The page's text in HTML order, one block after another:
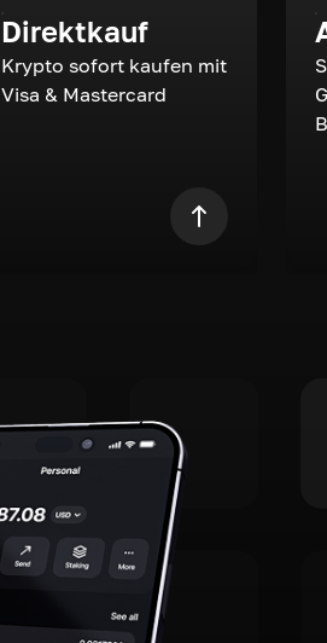
Direktkauf
Krypto sofort kaufen mit
Visa & Mastercard